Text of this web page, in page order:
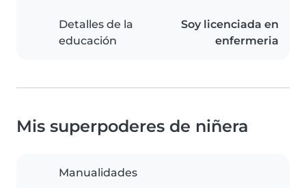
Detalles de la
educación
Soy licenciada en
enfermeria
Mis superpoderes de niñera
Manualidades